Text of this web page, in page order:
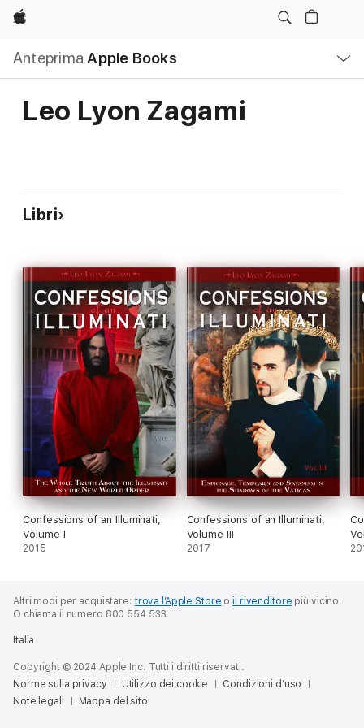
Apple
Anteprima Apple Books
locale
Apri
Menu
Leo Lyon Zagami
Libri
Confessions of an Illuminati,
Volume I
2015
Confessions of an Illuminati,
Volume III
2017
Altri modi per acquistare:trova l’Apple Store oil rivenditore più vicino.
O chiama il numero 800 554 533.
Italia
Copyright © 2024 Apple Inc. Tutti i diritti riservati.
Norme sulla privacy
Utilizzo dei cookie
Condizioni d’uso
Note legali
Mappa del sito